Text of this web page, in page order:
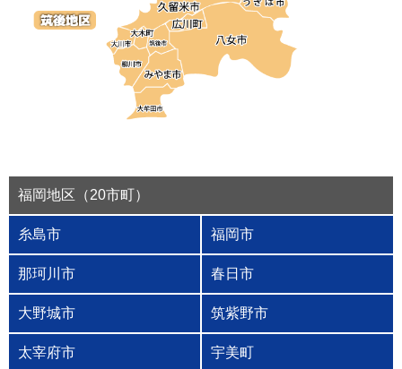
福岡地区（20市町）
糸島市 福岡市
那珂川市 春日市
大野城市 筑紫野市
太宰府市 宇美町